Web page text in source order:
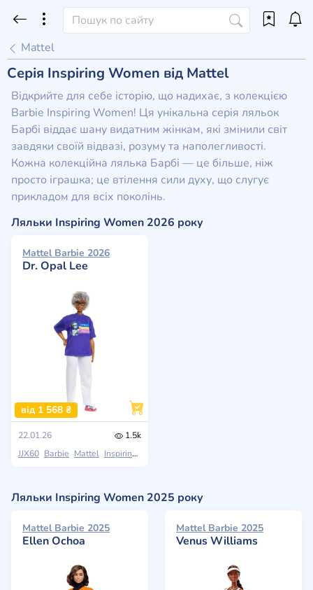
Mattel
Серія Inspiring Women від Mattel
Відкрийте для себе історію, що надихає, з колекцією
Barbie Inspiring Women! Ця унікальна серія ляльок
Барбі віддає шану видатним жінкам, які змінили світ
завдяки своїй відвазі, розуму та наполегливості.
Кожна колекційна лялька Барбі — це більше, ніж
просто іграшка; це втілення сили духу, що слугує
прикладом для всіх поколінь.
Ляльки Inspiring Women 2026 року
Mattel Barbie 2026
Dr. Opal Lee
від 1 568 ₴
22.01.26
1.5k
JJX60 Barbie Mattel Inspiring Women
Ляльки Inspiring Women 2025 року
Mattel Barbie 2025
Ellen Ochoa
Mattel Barbie 2025
Venus Williams